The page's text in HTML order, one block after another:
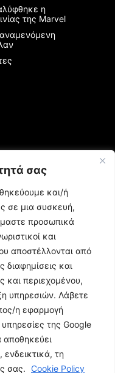
σας
και/ή
σε μια συσκευή,
προσωπικά
και
αποστέλλονται από
διαφημίσεις και
και περιεχομένου,
υπηρεσιών. Λάβετε
η εφαρμογή
της Google
αποθηκεύει
τη
σας. Cookie Policy
η
της Marvel
τη «Δίκη» του
στον
στο
ήρωα
του
Four
Όλα όσα πρέπει